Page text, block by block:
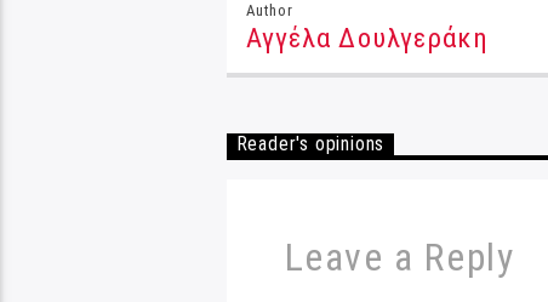
Author
Αγγέλα Δουλγεράκη
Reader's opinions
Leave a Reply